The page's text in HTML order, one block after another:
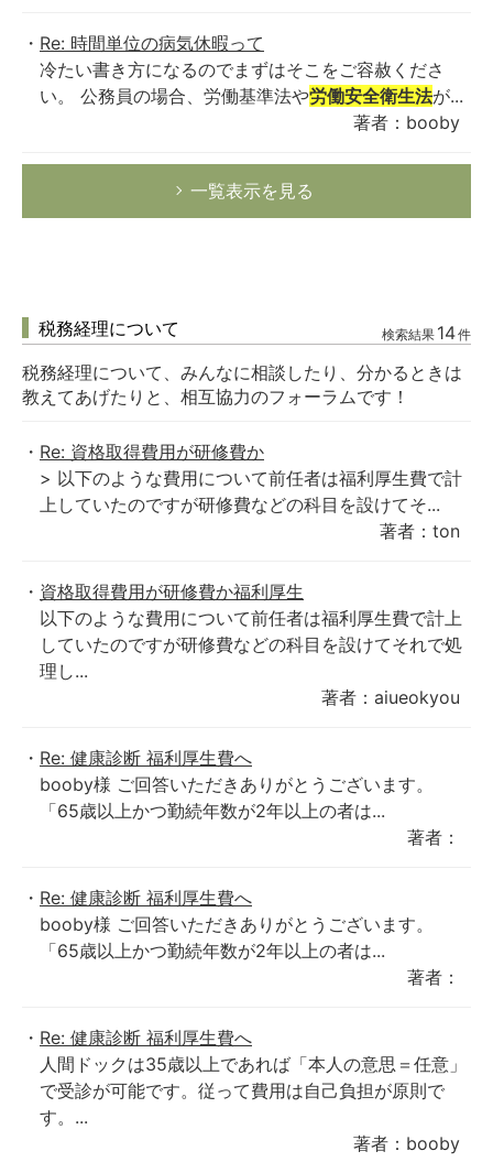
Re: 時間単位の病気休暇って
冷たい書き方になるのでまずはそこをご容赦くださ
い。 公務員の場合、労働基準法や労働安全衛生法が...
著者：booby
一覧表示を見る
税務経理について 検索結果 14件
税務経理について、みんなに相談したり、分かるときは
教えてあげたりと、相互協力のフォーラムです！
Re: 資格取得費用が研修費か
> 以下のような費用について前任者は福利厚生費で計
上していたのですが研修費などの科目を設けてそ...
著者：ton
資格取得費用が研修費か福利厚生
以下のような費用について前任者は福利厚生費で計上
していたのですが研修費などの科目を設けてそれで処
理し...
著者：aiueokyou
Re: 健康診断 福利厚生費へ
booby様 ご回答いただきありがとうございます。
「65歳以上かつ勤続年数が2年以上の者は...
著者：
Re: 健康診断 福利厚生費へ
booby様 ご回答いただきありがとうございます。
「65歳以上かつ勤続年数が2年以上の者は...
著者：
Re: 健康診断 福利厚生費へ
人間ドックは35歳以上であれば「本人の意思＝任意」
で受診が可能です。従って費用は自己負担が原則で
す。...
著者：booby